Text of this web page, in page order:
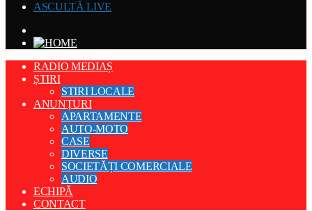
ASCULTĂ LIVE
RADIO MEDIAȘ
ȘTIRI
STIRI LOCALE
ANUNȚURI
APARTAMENTE
AUTO-MOTO
CASE
DIVERSE
SOCIETĂȚI COMERCIALE
AUDIO
ECHIPĂ
CONTACT